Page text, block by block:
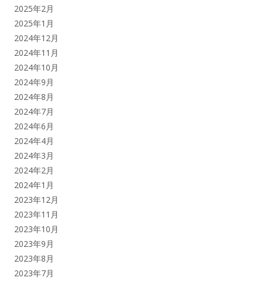
2025年2月
2025年1月
2024年12月
2024年11月
2024年10月
2024年9月
2024年8月
2024年7月
2024年6月
2024年4月
2024年3月
2024年2月
2024年1月
2023年12月
2023年11月
2023年10月
2023年9月
2023年8月
2023年7月